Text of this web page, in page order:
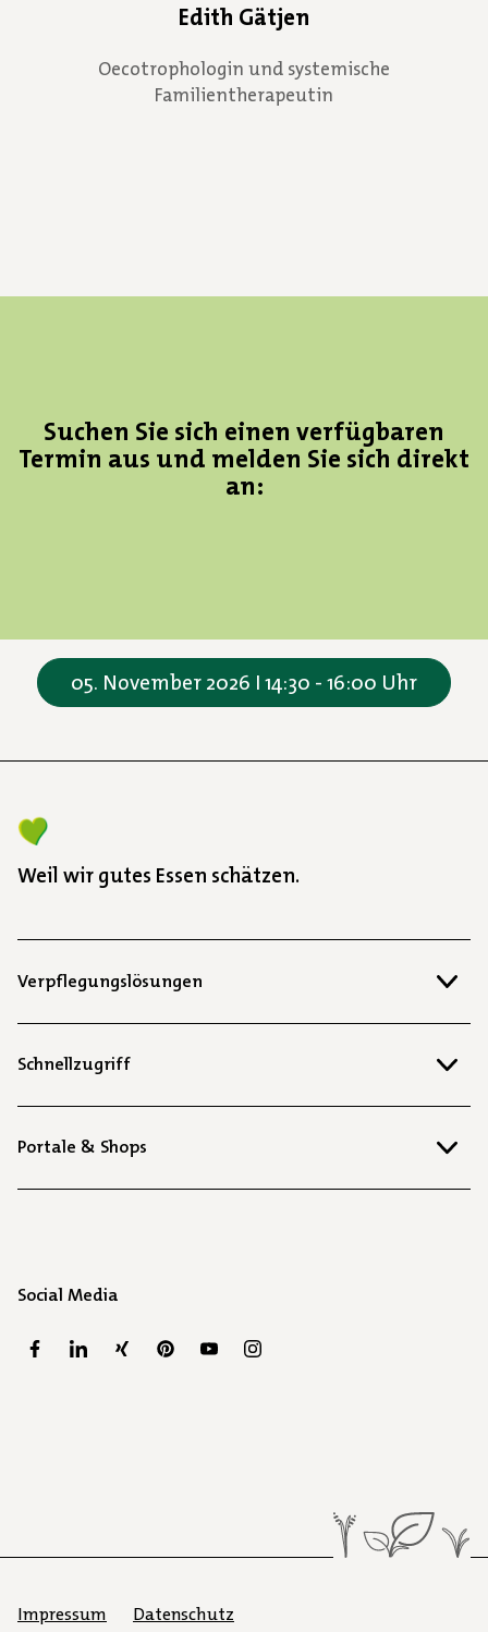
Edith Gätjen
Oecotrophologin und systemische
Familientherapeutin
Suchen Sie sich einen verfügbaren
Termin aus und melden Sie sich direkt
an:
05. November 2026 I 14:30 - 16:00 Uhr
Weil wir gutes Essen schätzen.
Verpflegungslösungen
Schnellzugriff
Portale & Shops
Social Media
Impressum Datenschutz